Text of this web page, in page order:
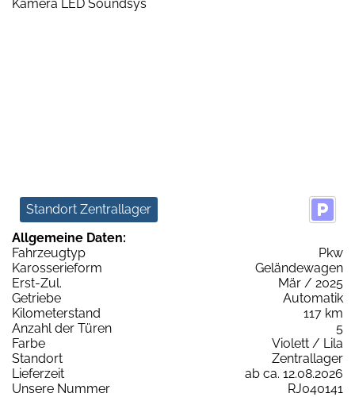
Standort Zentrallager
Allgemeine Daten:
Fahrzeugtyp
Pkw
Karosserieform
Geländewagen
Erst-Zul.
Mär / 2025
Getriebe
Automatik
Kilometerstand
117 km
Anzahl der Türen
5
Farbe
Violett / Lila
Standort
Zentrallager
Lieferzeit
ab ca. 12.08.2026
Unsere Nummer
RJ040141